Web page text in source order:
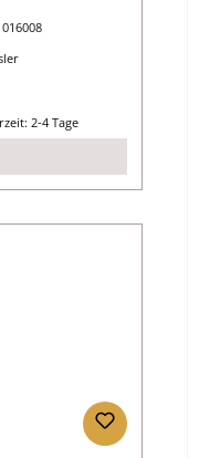
2-4 Tage